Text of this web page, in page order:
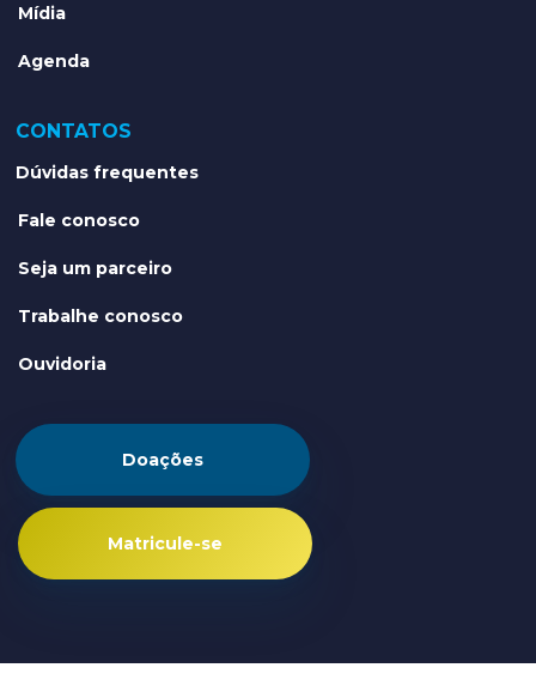
Mídia
Agenda
CONTATOS
Dúvidas frequentes
Fale conosco
Seja um parceiro
Trabalhe conosco
Ouvidoria
Doações
Matricule-se